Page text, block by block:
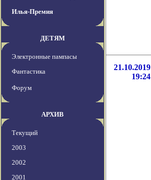
Илья-Премия
ДЕТЯМ
Электронные пампасы
Фантастика
Форум
АРХИВ
Текущий
2003
2002
2001
21.10.2019
19:24